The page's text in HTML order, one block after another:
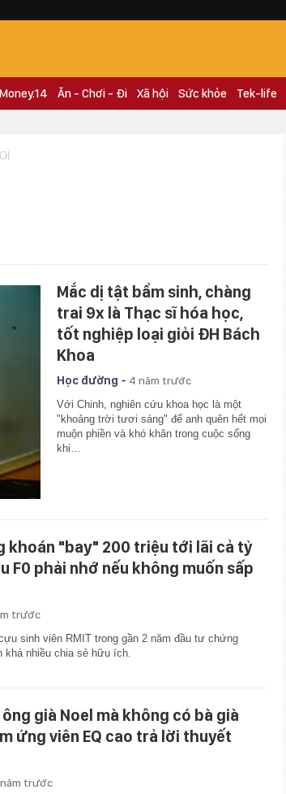
Money.14 Ăn - Chơi - Đi Xã hội Sức khỏe Tek-life
Mắc dị tật bẩm sinh, chàng
trai 9x là Thạc sĩ hóa học,
tốt nghiệp loại giỏi ĐH Bách
Khoa
Học đường - 4 năm trước
Với Chinh, nghiên cứu khoa học là một
"khoảng trời tươi sáng" để anh quên hết mọi
muộn phiền và khó khăn trong cuộc sống
khi…
khoán "bay" 200 triệu tới lãi cả tỷ
F0 phải nhớ nếu không muốn sấp
trước
sinh viên RMIT trong gần 2 năm đầu tư chứng
khá nhiều chia sẻ hữu ích.
già Noel mà không có bà già
ứng viên EQ cao trả lời thuyết
trước